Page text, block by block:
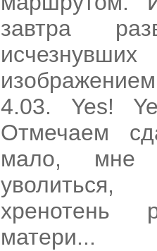
завтра
4.03. Yes!
Отмечаем
мало, мне
хренотень
матери...